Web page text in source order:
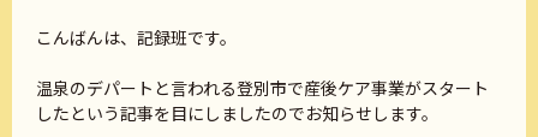
こんばんは、記録班です。
温泉のデパートと言われる登別市で産後ケア事業がスタート
したという記事を目にしましたのでお知らせします。